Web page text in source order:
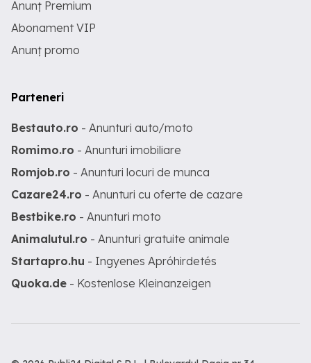
Anunț Premium
Abonament VIP
Anunț promo
Parteneri
Bestauto.ro - Anunturi auto/moto
Romimo.ro - Anunturi imobiliare
Romjob.ro - Anunturi locuri de munca
Cazare24.ro - Anunturi cu oferte de cazare
Bestbike.ro - Anunturi moto
Animalutul.ro - Anunturi gratuite animale
Startapro.hu - Ingyenes Apróhirdetés
Quoka.de - Kostenlose Kleinanzeigen